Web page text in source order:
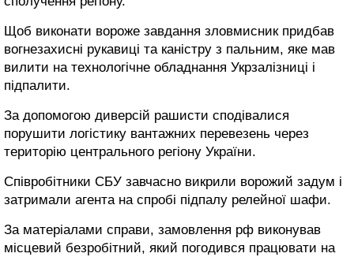
Щоб виконати вороже завдання зловмисник придбав
вогнезахисні рукавиці та каністру з пальним, яке мав
вилити на технологічне обладнання Укрзалізниці і
підпалити.
За допомогою диверсій рашисти сподівалися
порушити логістику вантажних перевезень через
територію центрального регіону України.
Співробітники СБУ завчасно викрили ворожий задум і
затримали агента на спробі підпалу релейної шафи.
За матеріалами справи, замовлення рф виконував
місцевий безробітний, який погодився працювати на